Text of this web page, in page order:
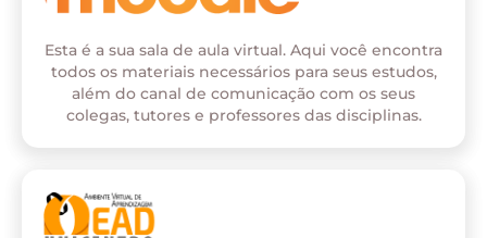
Esta é a sua sala de aula virtual. Aqui você encontra
todos os materiais necessários para seus estudos,
além do canal de comunicação com os seus
colegas, tutores e professores das disciplinas.